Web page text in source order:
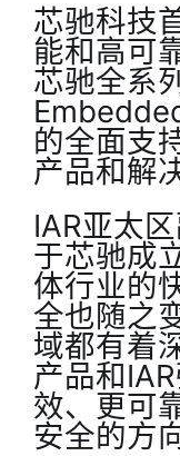
芯驰科技
能和高可
芯驰全系
的全面支
产品和解
IAR亚太
于芯驰成
体行业的
全也随之
域都有着
产品和
效、更可
安全的方